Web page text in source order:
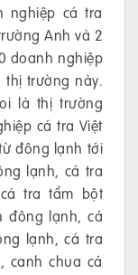
nghiệp cá tra
Anh và 2
doanh nghiệp
thị trường này.
là thị trường
cá tra Việt
đông lạnh tới
lạnh, cá tra
tra tẩm bột
đông lạnh, cá
lạnh, cá tra
canh chua cá